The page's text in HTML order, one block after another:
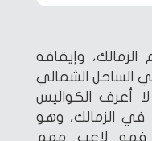
وإيقافه
الساحل الشمالي
لا أعرف الكواليس
في الزمالك، وهو
فهو لاعب مهم